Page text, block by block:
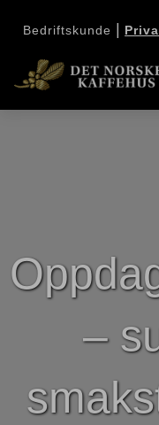
Bedriftskunde
–